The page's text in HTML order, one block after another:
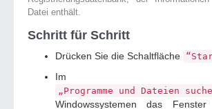
Datei enthält.
Schritt für Schritt
Drücken Sie die Schaltfläche
Im
„Programme und Dateien
Windowssystemen das Fenster